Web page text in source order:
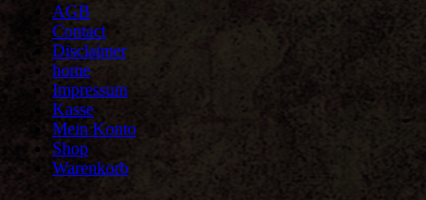
AGB
Contact
Disclaimer
home
Impressum
Kasse
Mein Konto
Shop
Warenkorb